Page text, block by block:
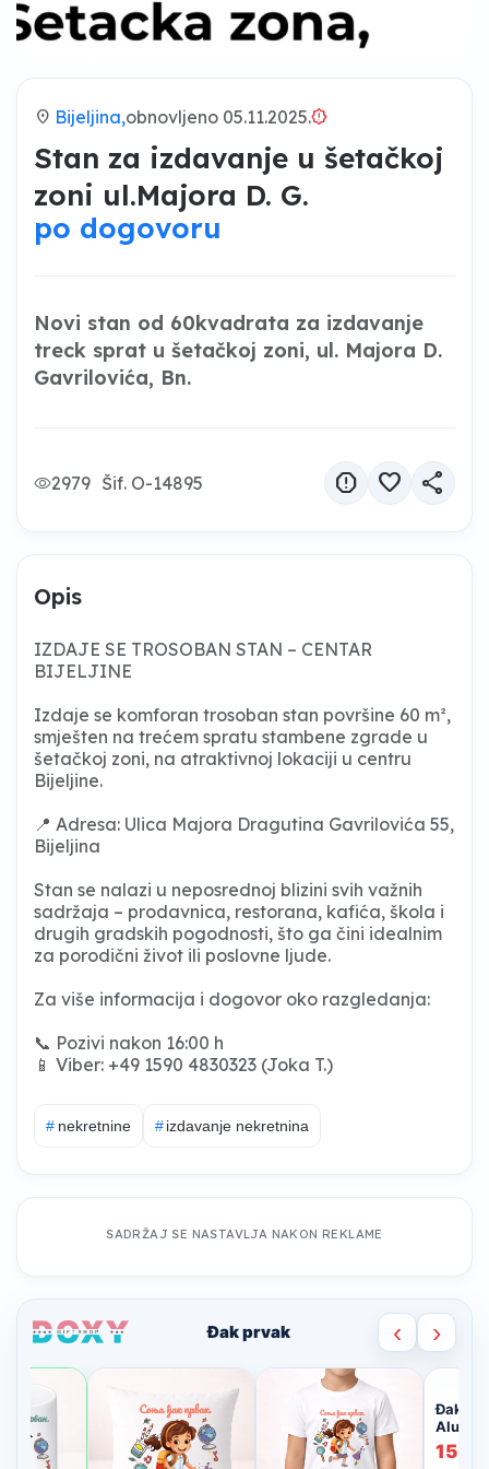
location_on Bijeljina,obnovljeno 05.11.2025.brightness_alert
Stan za izdavanje u šetačkoj
zoni ul.Majora D. G.
po dogovoru
Novi stan od 60kvadrata za izdavanje
treck sprat u šetačkoj zoni, ul. Majora D.
Gavrilovića, Bn.
2979 Šif. O-14895 report favorite share
Opis
IZDAJE SE TROSOBAN STAN – CENTAR
BIJELJINE
Izdaje se komforan trosoban stan površine 60 m²,
smješten na trećem spratu stambene zgrade u
šetačkoj zoni, na atraktivnoj lokaciji u centru
Bijeljine.
📍 Adresa: Ulica Majora Dragutina Gavrilovića 55,
Bijeljina
Stan se nalazi u neposrednoj blizini svih važnih
sadržaja – prodavnica, restorana, kafića, škola i
drugih gradskih pogodnosti, što ga čini idealnim
za porodični život ili poslovne ljude.
Za više informacija i dogovor oko razgledanja:
📞 Pozivi nakon 16:00 h
📱 Viber: +49 1590 4830323 (Joka T.)
# nekretnine # izdavanje nekretnina
SADRŽAJ SE NASTAVLJA NAKON REKLAME